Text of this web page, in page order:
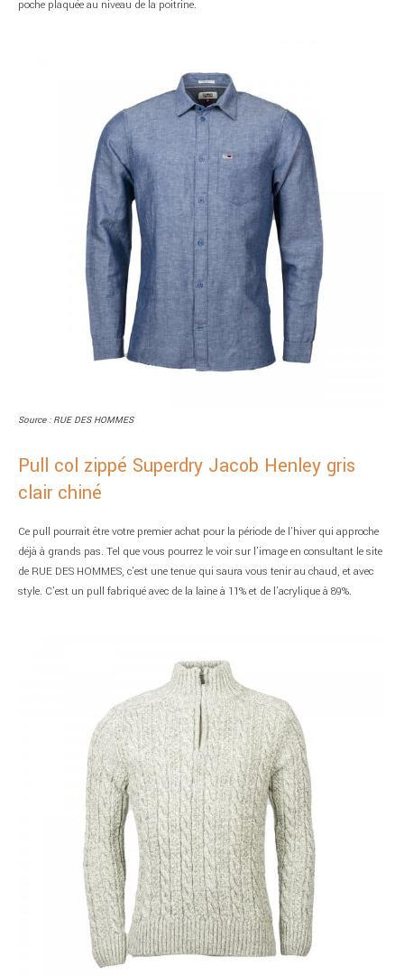
poche plaquée au niveau de la poitrine.
Source : RUE DES HOMMES
Pull col zippé Superdry Jacob Henley gris
clair chiné
Ce pull pourrait être votre premier achat pour la période de l’hiver qui approche
déjà à grands pas. Tel que vous pourrez le voir sur l’image en consultant le site
de RUE DES HOMMES, c’est une tenue qui saura vous tenir au chaud, et avec
style. C’est un pull fabriqué avec de la laine à 11% et de l’acrylique à 89%.